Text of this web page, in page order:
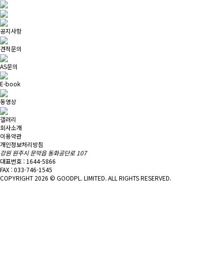
공지사항
견적문의
AS문의
E-book
동영상
갤러리
회사소개
이용약관
개인정보처리방침
강원 원주시 문막읍 동화공단로 107
대표번호 : 1644-5866
FAX : 033-746-1545
COPYRIGHT 2026 © GOODPL. LIMITED. ALL RIGHTS RESERVED.